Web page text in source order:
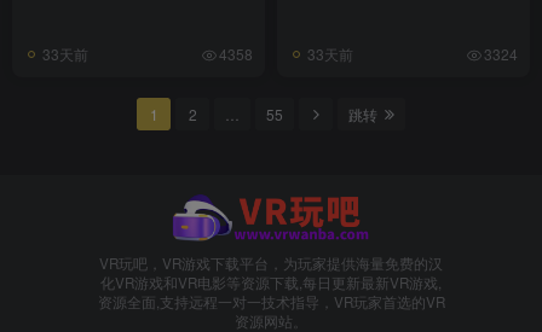
33天前 4358 33天前 3324
1 2 55 跳转
VR玩吧，VR游戏下载平台，为玩家提供海量免费的汉
化VR游戏和VR电影等资源下载,每日更新最新VR游戏,
资源全面,支持远程一对一技术指导，VR玩家首选的VR
资源网站。